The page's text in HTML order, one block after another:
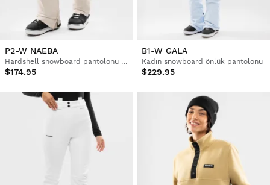
P2-W NAEBA
Hardshell snowboard pantolonu kadın
$174.95
B1-W GALA
Kadın snowboard önlük pantolonu
$229.95